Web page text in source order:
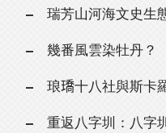
瑞芳山河海文史生
幾番風雲染牡丹？
琅𤩝十八社與斯卡
重返八字圳：八字